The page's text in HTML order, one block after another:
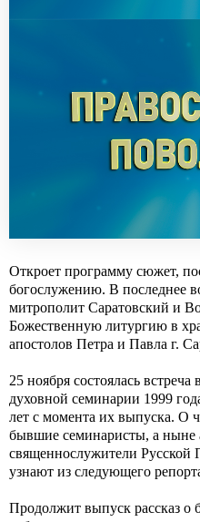
Откроет программу сюжет,
богослужению. В последнее
митрополит Саратовский и
Божественную литургию в
апостолов Петра и Павла г.
25 ноября состоялась
духовной семинарии 1999
лет с момента их выпуска. О
бывшие семинаристы, а ныне
священнослужители Русской
узнают из следующего
Продолжит выпуск рассказ